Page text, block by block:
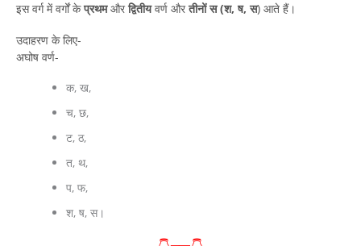
इस वर्ग में वर्गों केप्रथमऔरद्वितीयवर्ण औरतीनों स (श, ष, स) आते हैं।
उदाहरण के लिए-
अघोष वर्ण-
क, ख,
च, छ,
ट, ठ,
त, थ,
प, फ,
श, ष, स।